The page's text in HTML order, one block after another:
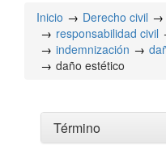
Inicio Derecho civil
responsabilidad civil
indemnización
daño estético
Término